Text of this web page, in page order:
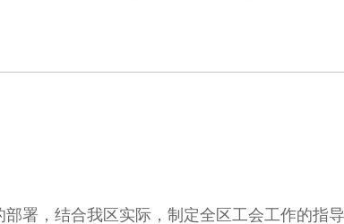
署，结合我区实际，制定全区工会工作的指导